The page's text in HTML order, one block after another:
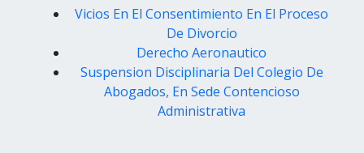
Vicios En El Consentimiento En El Proceso
De Divorcio
Derecho Aeronautico
Suspension Disciplinaria Del Colegio De
Abogados, En Sede Contencioso
Administrativa